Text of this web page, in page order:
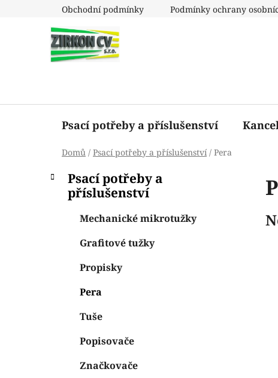
Obchodní podmínky Podmínky ochrany
Psací potřeby a příslušenství
Domů / Psací potřeby a příslušenství / Pera
P
o
Přeskočit
kategorie
K
a
Psací potřeby a
příslušenství
Mechanické mikrotužky
Grafitové tužky
Propisky
Pera
Tuše
Popisovače
Značkovače